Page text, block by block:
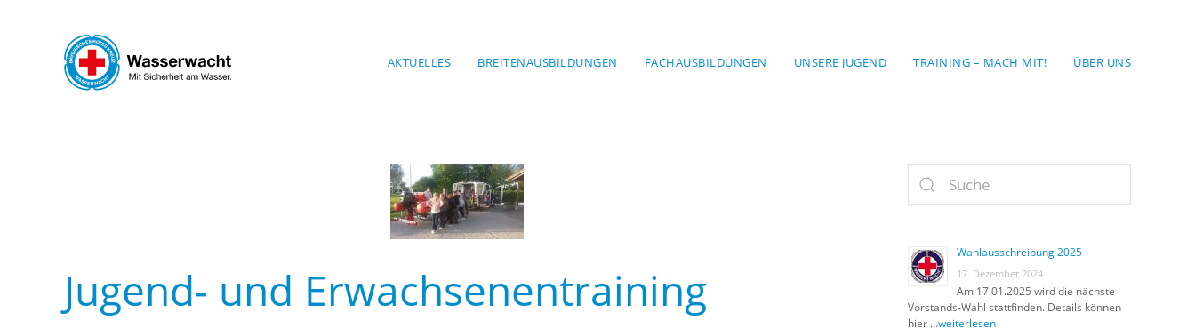
Skip to main content
AKTUELLES BREITENAUSBILDUNGEN FACHAUSBILDUNGEN UNSERE JUGEND TRAINING – MACH MIT! ÜBER UNS
Jugend- und Erwachsenentraining
Wahlausschreibung 2025
17. Dezember 2024
Am 17.01.2025 wird die nächste
Vorstands-Wahl stattfinden. Details können
hier …weiterlesen